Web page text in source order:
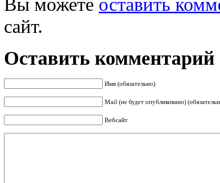
сайт.
Оставить комментарий
Имя (обязательно)
Mail (не будет опубликовано)
Вебсайт